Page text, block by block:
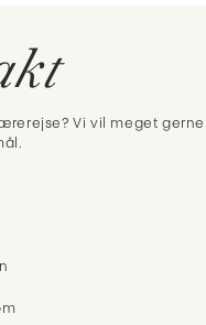
Vi vil meget